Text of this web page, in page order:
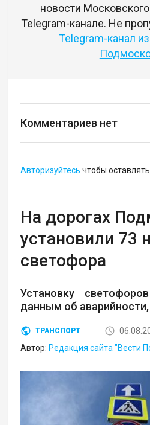
новости
Telegram-канале. Не
Telegram-канал
Комментариев нет
Авторизуйтесь чтобы
На дорогах
установили 73
светофора
Установку
данным об
ТРАНСПОРТ
Автор: Редакция сайта "Вести